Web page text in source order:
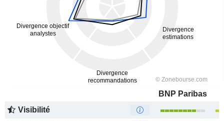
BNP Paribas
Visibilité